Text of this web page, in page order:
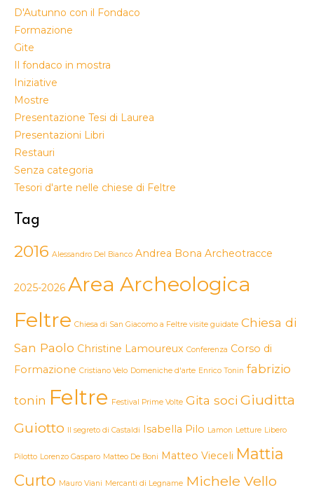
D'Autunno con il Fondaco
Formazione
Gite
Il fondaco in mostra
Iniziative
Mostre
Presentazione Tesi di Laurea
Presentazioni Libri
Restauri
Senza categoria
Tesori d'arte nelle chiese di Feltre
Tag
2016 Alessandro Del Bianco Andrea Bona Archeotracce
2025-2026 Area Archeologica
Feltre Chiesa di San Giacomo a Feltre visite guidate Chiesa di
San Paolo Christine Lamoureux Conferenza Corso di
Formazione Cristiano Velo Domeniche d'arte Enrico Tonin fabrizio
tonin Feltre Festival Prime Volte Gita soci Giuditta
Guiotto Il segreto di Castaldi Isabella Pilo Lamon Letture Libero
Pilotto Lorenzo Gasparo Matteo De Boni Matteo Vieceli Mattia
Curto Mauro Viani Mercanti di Legname Michele Vello